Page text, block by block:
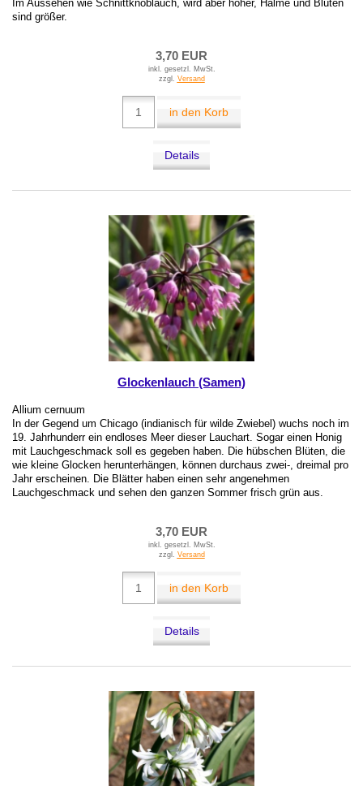
Im Aussehen wie Schnittknoblauch, wird aber höher, Halme und Blüten
sind größer.
3,70 EUR
inkl. gesetzl. MwSt.
zzgl. Versand
in den Korb
Details
Glockenlauch (Samen)
Allium cernuum
In der Gegend um Chicago (indianisch für wilde Zwiebel) wuchs noch im
19. Jahrhunderr ein endloses Meer dieser Lauchart. Sogar einen Honig
mit Lauchgeschmack soll es gegeben haben. Die hübschen Blüten, die
wie kleine Glocken herunterhängen, können durchaus zwei-, dreimal pro
Jahr erscheinen. Die Blätter haben einen sehr angenehmen
Lauchgeschmack und sehen den ganzen Sommer frisch grün aus.
3,70 EUR
inkl. gesetzl. MwSt.
zzgl. Versand
in den Korb
Details